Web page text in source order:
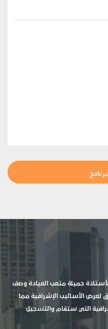
جميلة متعب العيادة وصف
لعرض الأساليب الإشرافية مما
التي ستقام والتسجيل